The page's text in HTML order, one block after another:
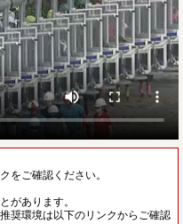
をご確認ください。
があります。
奨環境は以下のリンクからご確認